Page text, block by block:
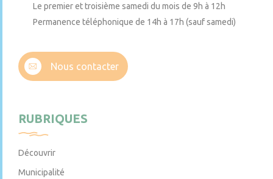
Le premier et troisième samedi du mois de 9h à 12h
Permanence téléphonique de 14h à 17h (sauf samedi)
Nous contacter
RUBRIQUES
Découvrir
Municipalité